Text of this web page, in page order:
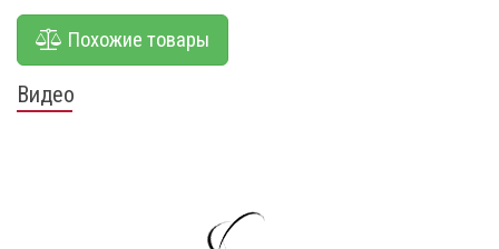
Похожие товары
Видео